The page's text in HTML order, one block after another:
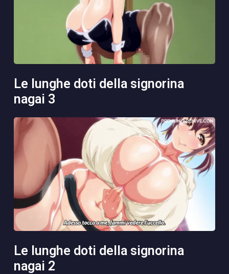
le lunghe doti della signorina
nagai 3
le lunghe doti della signorina
nagai 2